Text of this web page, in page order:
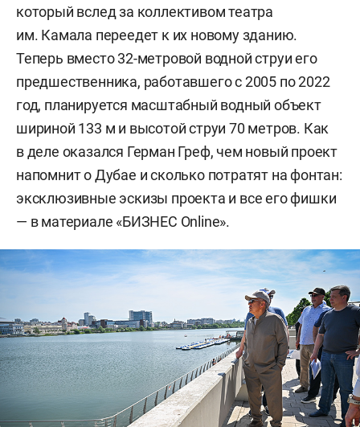
который вслед за коллективом театра
им. Камала переедет к их новому зданию.
Теперь вместо 32-метровой водной струи его
предшественника, работавшего с 2005 по 2022
год, планируется масштабный водный объект
шириной 133 м и высотой струи 70 метров. Как
в деле оказался Герман Греф, чем новый проект
напомнит о Дубае и сколько потратят на фонтан:
эксклюзивные эскизы проекта и все его фишки
— в материале «БИЗНЕС Online».